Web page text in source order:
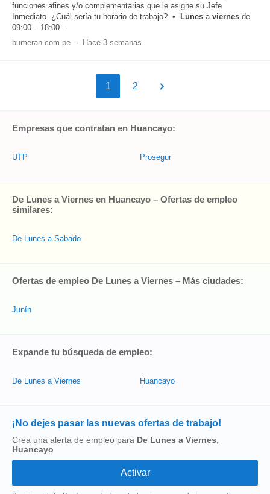
funciones afines y/o complementarias que le asigne su Jefe
Inmediato. ¿Cuál sería tu horario de trabajo? •
Lunes a viernes de
09:00 – 18:00...
bumeran.com.pe - Hace 3 semanas
1 2
Empresas que contratan en Huancayo:
UTP Prosegur
De Lunes a Viernes en Huancayo – Ofertas de empleo
similares:
De Lunes a Sabado
Ofertas de empleo De Lunes a Viernes – Más ciudades:
Junín
Expande tu búsqueda de empleo:
De Lunes a Viernes Huancayo
¡No dejes pasar las nuevas ofertas de trabajo!
Crea una alerta de empleo para De Lunes a Viernes
Huancayo